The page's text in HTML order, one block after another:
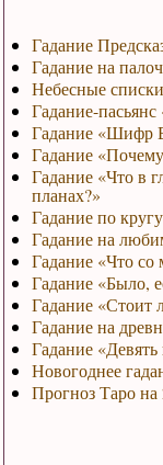
Гадание
Гадание на
Небесные
Гадание-пасьянс
Гадание «Шифр
Гадание
Гадание «Что в
планах?»
Гадание по
Гадание на
Гадание «Что со
Гадание «Было,
Гадание «Стоит
Гадание на
Гадание «Девять
Новогоднее
Прогноз Таро на